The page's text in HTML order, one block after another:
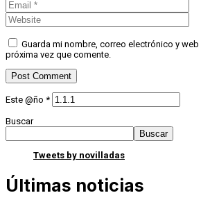
Guarda mi nombre, correo electrónico y
próxima vez que comente.
Este @ño *
Buscar
Buscar
Tweets by novilladas
Últimas noticias